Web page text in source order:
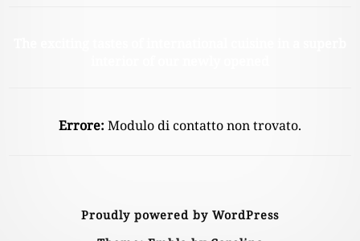
Errore: Modulo di contatto non trovato.
Proudly powered by WordPress